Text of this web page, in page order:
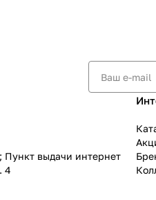
Пункт выдачи интернет
4